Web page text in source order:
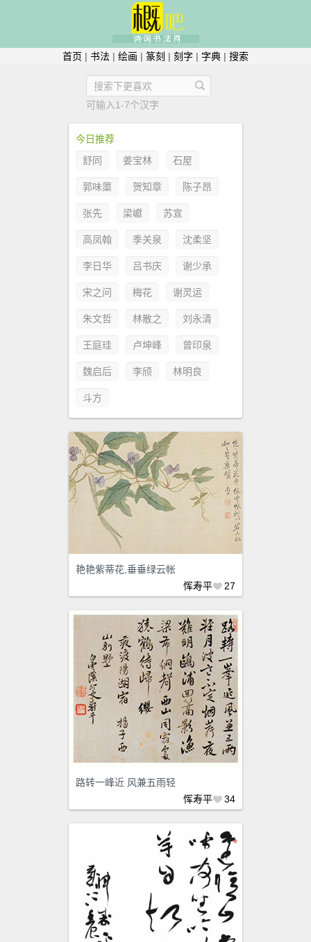
首页 | 书法 | 绘画 | 篆刻 | 刻字 | 字典 | 搜索
可输入1-7个汉字
今日推荐
舒同
姜宝林 石屋
郭味蕖 贺知章 陈子昂
张先 梁巘 苏宣
高凤翰 季关泉 沈柔坚
李日华 吕书庆 谢少承
宋之问 梅花 谢灵运
朱文哲 林散之 刘永清
王庭珪 卢坤峰 曾印泉
魏启后 李颀 林明良
斗方
艳艳紫蒂花,垂垂绿云帐
恽寿平
27
路转一峰近 风兼五雨轻
恽寿平
34